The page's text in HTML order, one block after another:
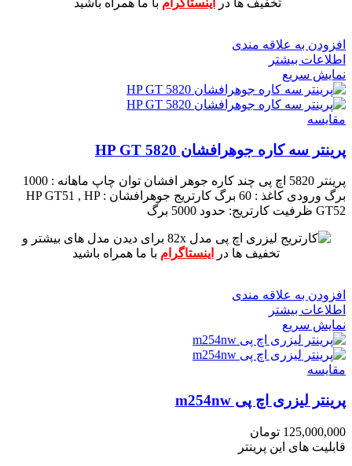
افزودن به علاقه مندی
اطلاعات بیشتر
نمایش سریع
مقايسه
پرینتر سه کاره جوهرافشان HP GT 5820
پرینتر 5820 اچ پی چند کاره جوهر افشان
توان چاپ ماهانه : 1000
برگ ورودی کاغذ : 60 برگ
کارتریج جوهرافشان : HP GT51 , HP
GT52 ظرفیت کارتریج: حدود 5000 برگ
برای دیدن مدل های بیشتر و
تخفیف ها در
اینستاگرام با ما همراه باشید
افزودن به علاقه مندی
اطلاعات بیشتر
نمایش سریع
مقايسه
پرینتر لیزری اچ پی m254nw
125,000,000 تومان
قابلیت های این پرینتر